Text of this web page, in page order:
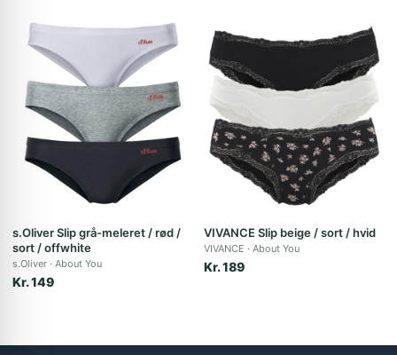
s.Oliver Slip grå-meleret / rød /
sort / offwhite
s.Oliver About You
Kr. 149
VIVANCE Slip beige / sort / hvid
VIVANCE About You
Kr. 189